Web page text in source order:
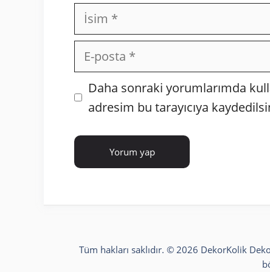
İsim
posta
İnternet
sitesi
Daha sonraki yorumlarımda
adresim bu tarayıcıya
Tüm hakları saklıdır. © 2026 DekorKolik